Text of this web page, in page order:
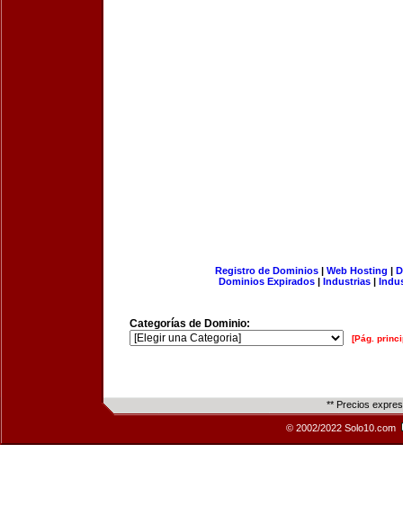
Registro de Dominios| Web Hosting |
Dominios Expirados | Industrias |
Categorías de Dominio:
[Pág.
** Precios
© 2002/2022 Solo10.com